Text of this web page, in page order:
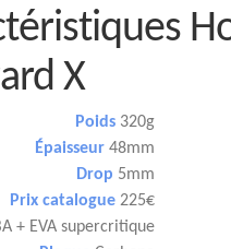
X
Poids 320g
Épaisseur 48mm
Drop 5mm
Prix catalogue 225€
+ EVA supercritique